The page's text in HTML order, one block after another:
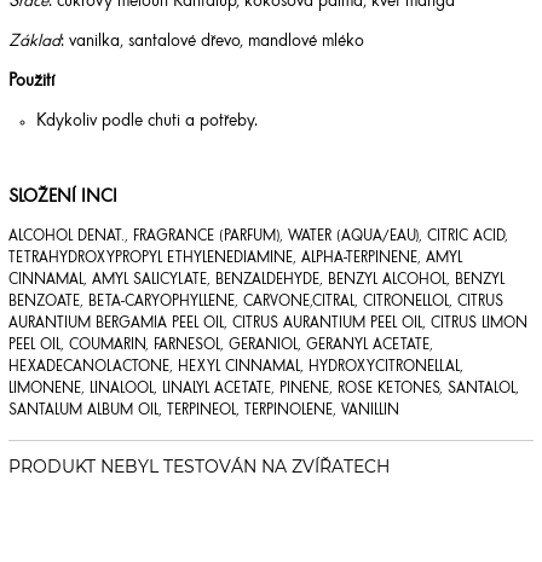
Základ: vanilka, santalové dřevo, mandlové mléko
Použití
Kdykoliv podle chuti a potřeby.
SLOŽENÍ INCI
ALCOHOL DENAT., FRAGRANCE (PARFUM), WATER (AQUA/EAU), CITRIC ACID,
TETRAHYDROXYPROPYL ETHYLENEDIAMINE, ALPHA-TERPINENE, AMYL
CINNAMAL, AMYL SALICYLATE, BENZALDEHYDE, BENZYL ALCOHOL, BENZYL
BENZOATE, BETA-CARYOPHYLLENE, CARVONE,CITRAL, CITRONELLOL, CITRUS
AURANTIUM BERGAMIA PEEL OIL, CITRUS AURANTIUM PEEL OIL, CITRUS LIMON
PEEL OIL, COUMARIN, FARNESOL, GERANIOL, GERANYL ACETATE,
HEXADECANOLACTONE, HEXYL CINNAMAL, HYDROXYCITRONELLAL,
LIMONENE, LINALOOL, LINALYL ACETATE, PINENE, ROSE KETONES, SANTALOL,
SANTALUM ALBUM OIL, TERPINEOL, TERPINOLENE, VANILLIN